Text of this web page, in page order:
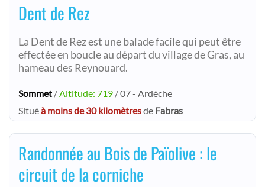
Dent de Rez
La Dent de Rez est une balade facile qui peut être
effectée en boucle au départ du village de Gras, au
hameau des Reynouard.
Sommet /Altitude: 719 / 07 - Ardèche
Situéà moins de 30 kilomètresde Fabras
Randonnée au Bois de Païolive : le
circuit de la corniche